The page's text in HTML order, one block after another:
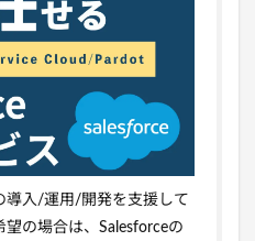
導入/運用/開発を支援して
の場合は、Salesforceの